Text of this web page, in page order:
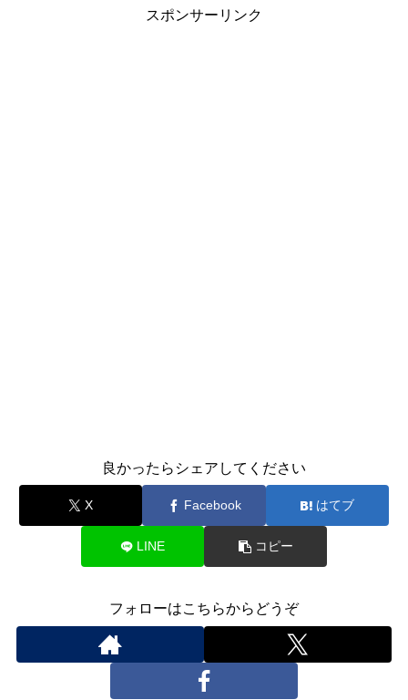
スポンサーリンク
良かったらシェアしてください
X Facebook はてブ
LINE コピー
フォローはこちらからどうぞ